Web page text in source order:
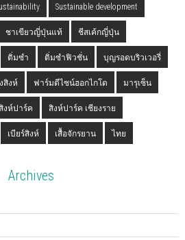
Sustainable development
ชาเขียวญี่ปุ่นแท้ ชีสเค้กญี่ปุ่น
ติ่มซำ ติ่มซำฟิวชั่น บุญรอดบริวเวอรี่
สิงห์ ฟาร์มดีไซน์ฮอกไกโด มารุเซ็น
งห์ปาร์ค สิงห์ปาร์ค เชียงราย
เบียร์สิงห์ เสื้อจักรยาน ไทย
Archives